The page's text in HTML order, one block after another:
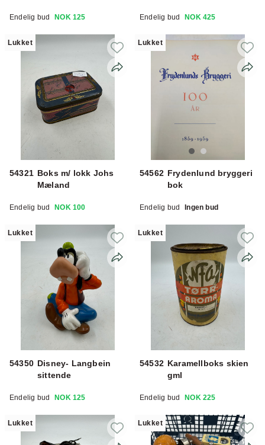
Endelig bud NOK 125 Endelig bud NOK 425
Lukket
54321 Boks m/ lokk Johs
Mæland
Endelig bud NOK 100
Lukket
54562 Frydenlund bryggeri
bok
Endelig bud Ingen bud
Lukket
54350 Disney- Langbein
sittende
Endelig bud NOK 125
Lukket
54532 Karamellboks skien
gml
Endelig bud NOK 225
Lukket Lukket